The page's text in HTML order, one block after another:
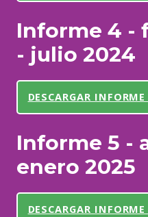
Informe 4 -
- julio 2024
DESCARGAR
Informe 5 -
enero 2025
DESCARGAR